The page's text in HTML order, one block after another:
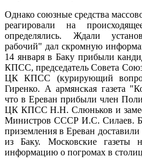
Однако союзные средства
реагировали на
определялись. Ждали
рабочий" дал скромную
14 января в Баку прибыли
КПСС, председатель Совета
ЦК КПСС (курирующий
Гиренко. А армянская газета
что в Ереван прибыли член
ЦК КПСС Н.Н. Слюньков и
Министров СССР И.С. Силаев.
приземления в Ереван
из Баку. Московские газеты
информацию о погромах в